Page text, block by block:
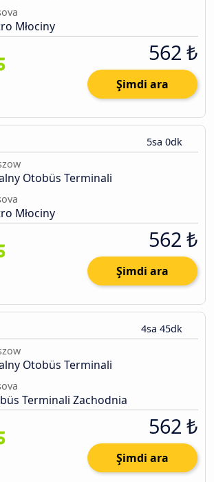
Młociny
562 ₺
Şimdi ara
5sa 0dk
Otobüs Terminali
Młociny
562 ₺
Şimdi ara
4sa 45dk
Otobüs Terminali
Terminali Zachodnia
562 ₺
Şimdi ara